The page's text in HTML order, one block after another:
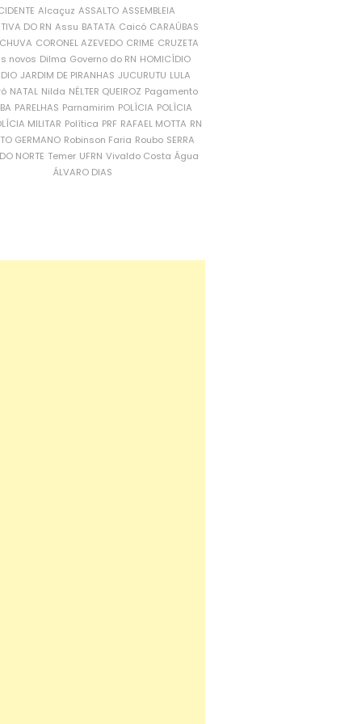
Alcaçuz ASSALTO ASSEMBLEIA
DO RN Assu BATATA Caicó CARAÚBAS
CORONEL AZEVEDO CRIME CRUZETA
novos Dilma Governo do RN HOMICÍDIO
JARDIM DE PIRANHAS JUCURUTU LULA
NATAL Nilda NÉLTER QUEIROZ Pagamento
PARELHAS Parnamirim POLÍCIA POLÍCIA
MILITAR Política PRF RAFAEL MOTTA RN
GERMANO Robinson Faria Roubo SERRA
NORTE Temer UFRN Vivaldo Costa Água
ÁLVARO DIAS